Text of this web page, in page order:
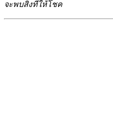
จะพบสิ่งที่ให้โชค